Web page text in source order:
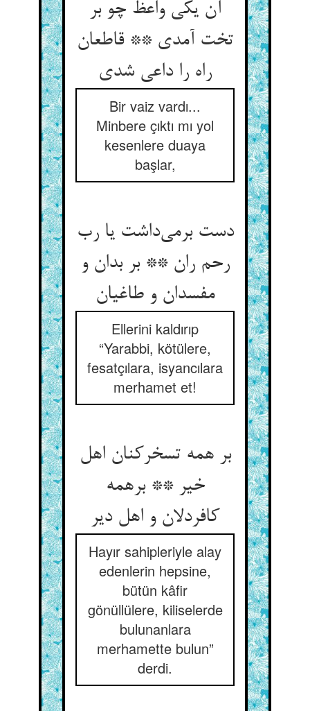
آن یکی واعظ چو بر
تخت آمدی ** قاطعان
راه را داعی شدی
Bir vaiz vardı...
Minbere çıktı mı yol
kesenlere duaya
başlar,
دست برمی‌داشت یا رب
رحم ران ** بر بدان و
مفسدان و طاغیان
Ellerini kaldırıp
“Yarabbi, kötülere,
fesatçılara, isyancılara
merhamet et!
بر همه تسخرکنان اهل
خیر ** برهمه
کافردلان و اهل دیر
Hayır sahipleriyle alay
edenlerin hepsine,
bütün kâfir
gönüllülere, kiliselerde
bulunanlara
merhamette bulun”
derdi.